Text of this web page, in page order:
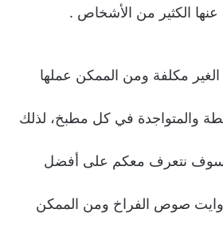
الكثير من الأشخاص .
الغير مكلفة ومن الممكن عملها
والمتواجدة في كل مطبخ، لذلك
سوف نتعرف معكم على أفضل
صوص الفراخ ومن الممكن